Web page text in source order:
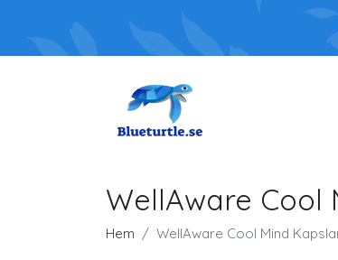
WellAware Cool
Hem WellAware Cool Mind